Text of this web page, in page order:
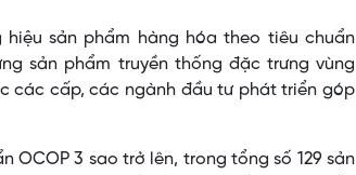
sản phẩm hàng hóa theo tiêu chuẩn
sản phẩm truyền thống đặc trưng vùng
các cấp, các ngành đầu tư phát triển góp
OCOP 3 sao trở lên, trong tổng số 129 sản